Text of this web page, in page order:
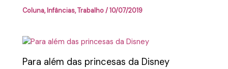
Coluna,Infâncias,Trabalho/10/07/2019
Para além das princesas da Disney